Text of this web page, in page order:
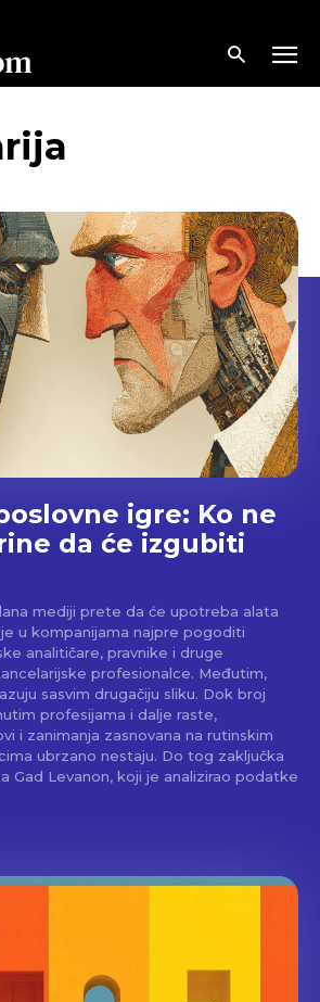
igre: Ko ne
da će izgubiti
mediji prete da će upotreba alata
u kompanijama najpre pogoditi
analitičare, pravnike i druge
profesionalce. Međutim,
sasvim drugačiju sliku. Dok broj
profesijama i dalje raste,
i zanimanja zasnovana na rutinskim
nestaju. Do tog zaključka
Gad Levanon, koji je analizirao podatke